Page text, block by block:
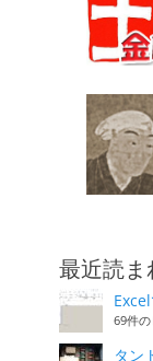
最近読ま
69件
タン